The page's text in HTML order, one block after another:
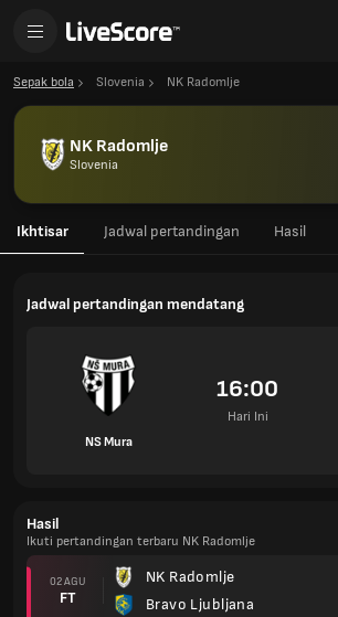
Sepak bola Slovenia NK Radomlje
NK Radomlje
Slovenia
Ikhtisar Jadwal pertandingan Hasil
Jadwal pertandingan mendatang
NS Mura
16:00
Hari Ini
Hasil
Ikuti pertandingan terbaru NK Radomlje
02 AGU
FT
NK Radomlje
Bravo Ljubljana